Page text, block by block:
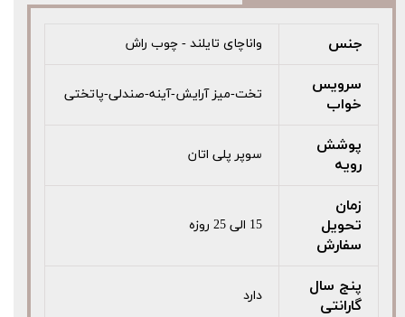
جنس واناچای تایلند - چوب راش
سرویس
خواب
تخت-میز آرایش-آینه-صندلی-پاتختی
پوشش
رویه
سوپر پلی اتان
زمان
تحویل
سفارش
15 الی 25 روزه
پنج سال
گارانتی
دارد